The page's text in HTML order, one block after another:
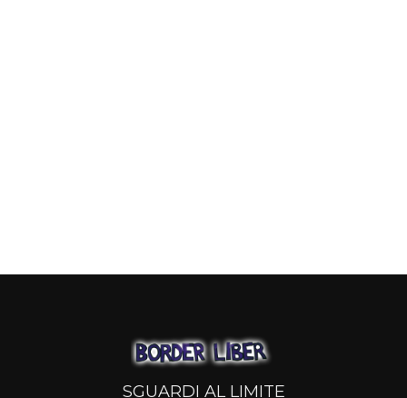
SGUARDI AL LIMITE